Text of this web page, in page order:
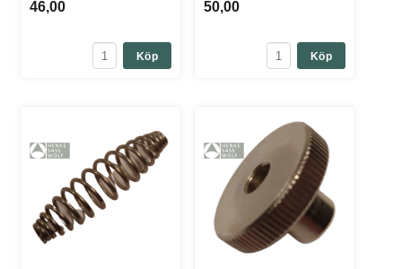
46,00
Köp
50,00
Köp